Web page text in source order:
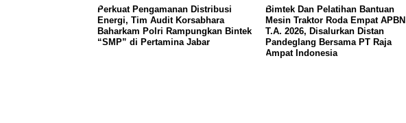
Perkuat Pengamanan Distribusi
Energi, Tim Audit Korsabhara
Baharkam Polri Rampungkan Bintek
“SMP” di Pertamina Jabar
Bimtek Dan Pelatihan Bantuan
Mesin Traktor Roda Empat APBN
T.A. 2026, Disalurkan Distan
Pandeglang Bersama PT Raja
Ampat Indonesia